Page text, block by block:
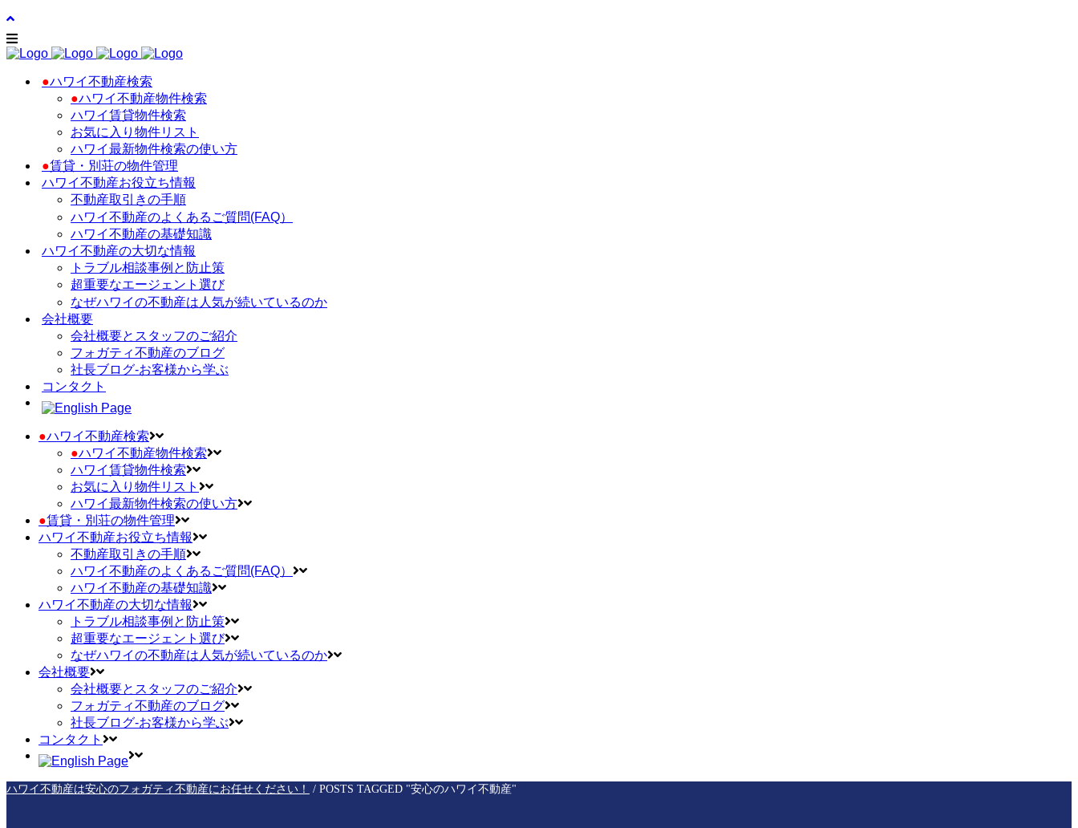
●ハワイ不動産検索
●ハワイ不動産物件検索
ハワイ賃貸物件検索
お気に入り物件リスト
ハワイ最新物件検索の使い方
●賃貸・別荘の物件管理
ハワイ不動産お役立ち情報
不動産取引きの手順
ハワイ不動産のよくあるご質問(FAQ）
ハワイ不動産の基礎知識
ハワイ不動産の大切な情報
トラブル相談事例と防止策
超重要なエージェント選び
なぜハワイの不動産は人気が続いているのか
会社概要
会社概要とスタッフのご紹介
フォガティ不動産のブログ
社長ブログ-お客様から学ぶ
コンタクト
●ハワイ不動産検索
●ハワイ不動産物件検索
ハワイ賃貸物件検索
お気に入り物件リスト
ハワイ最新物件検索の使い方
●賃貸・別荘の物件管理
ハワイ不動産お役立ち情報
不動産取引きの手順
ハワイ不動産のよくあるご質問(FAQ）
ハワイ不動産の基礎知識
ハワイ不動産の大切な情報
トラブル相談事例と防止策
超重要なエージェント選び
なぜハワイの不動産は人気が続いているのか
会社概要
会社概要とスタッフのご紹介
フォガティ不動産のブログ
社長ブログ-お客様から学ぶ
コンタクト
ハワイ不動産は安心のフォガティ不動産にお任せください！ / POSTS TAGGED "安心のハワイ不動産"